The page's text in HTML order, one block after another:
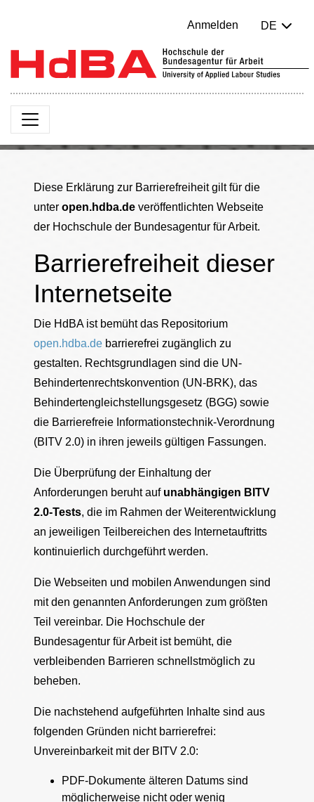
Anmelden DE
Diese Erklärung zur Barrierefreiheit gilt für die
unter open.hdba.de veröffentlichten Webseite
der Hochschule der Bundesagentur für Arbeit.
Barrierefreiheit dieser
Internetseite
Die HdBA ist bemüht das Repositorium
open.hdba.de barrierefrei zugänglich zu
gestalten. Rechtsgrundlagen sind die UN-
Behindertenrechtskonvention (UN-BRK), das
Behindertengleichstellungsgesetz (BGG) sowie
die Barrierefreie Informationstechnik-Verordnung
(BITV 2.0) in ihren jeweils gültigen Fassungen.
Die Überprüfung der Einhaltung der
Anforderungen beruht auf unabhängigen BITV
2.0-Tests, die im Rahmen der Weiterentwicklung
an jeweiligen Teilbereichen des Internetauftritts
kontinuierlich durchgeführt werden.
Die Webseiten und mobilen Anwendungen sind
mit den genannten Anforderungen zum größten
Teil vereinbar. Die Hochschule der
Bundesagentur für Arbeit ist bemüht, die
verbleibenden Barrieren schnellstmöglich zu
beheben.
Die nachstehend aufgeführten Inhalte sind aus
folgenden Gründen nicht barrierefrei:
Unvereinbarkeit mit der BITV 2.0:
PDF-Dokumente älteren Datums sind
möglicherweise nicht oder wenig